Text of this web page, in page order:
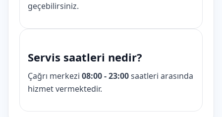
geçebilirsiniz.
Servis saatleri nedir?
Çağrı merkezi 08:00 - 23:00saatleri arasında
hizmet vermektedir.